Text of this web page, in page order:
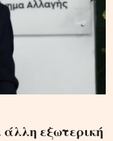
εξωτερική